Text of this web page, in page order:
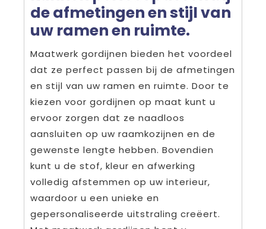
de afmetingen en stijl van
uw ramen en ruimte.
Maatwerk gordijnen bieden het voordeel
dat ze perfect passen bij de afmetingen
en stijl van uw ramen en ruimte. Door te
kiezen voor gordijnen op maat kunt u
ervoor zorgen dat ze naadloos
aansluiten op uw raamkozijnen en de
gewenste lengte hebben. Bovendien
kunt u de stof, kleur en afwerking
volledig afstemmen op uw interieur,
waardoor u een unieke en
gepersonaliseerde uitstraling creëert.